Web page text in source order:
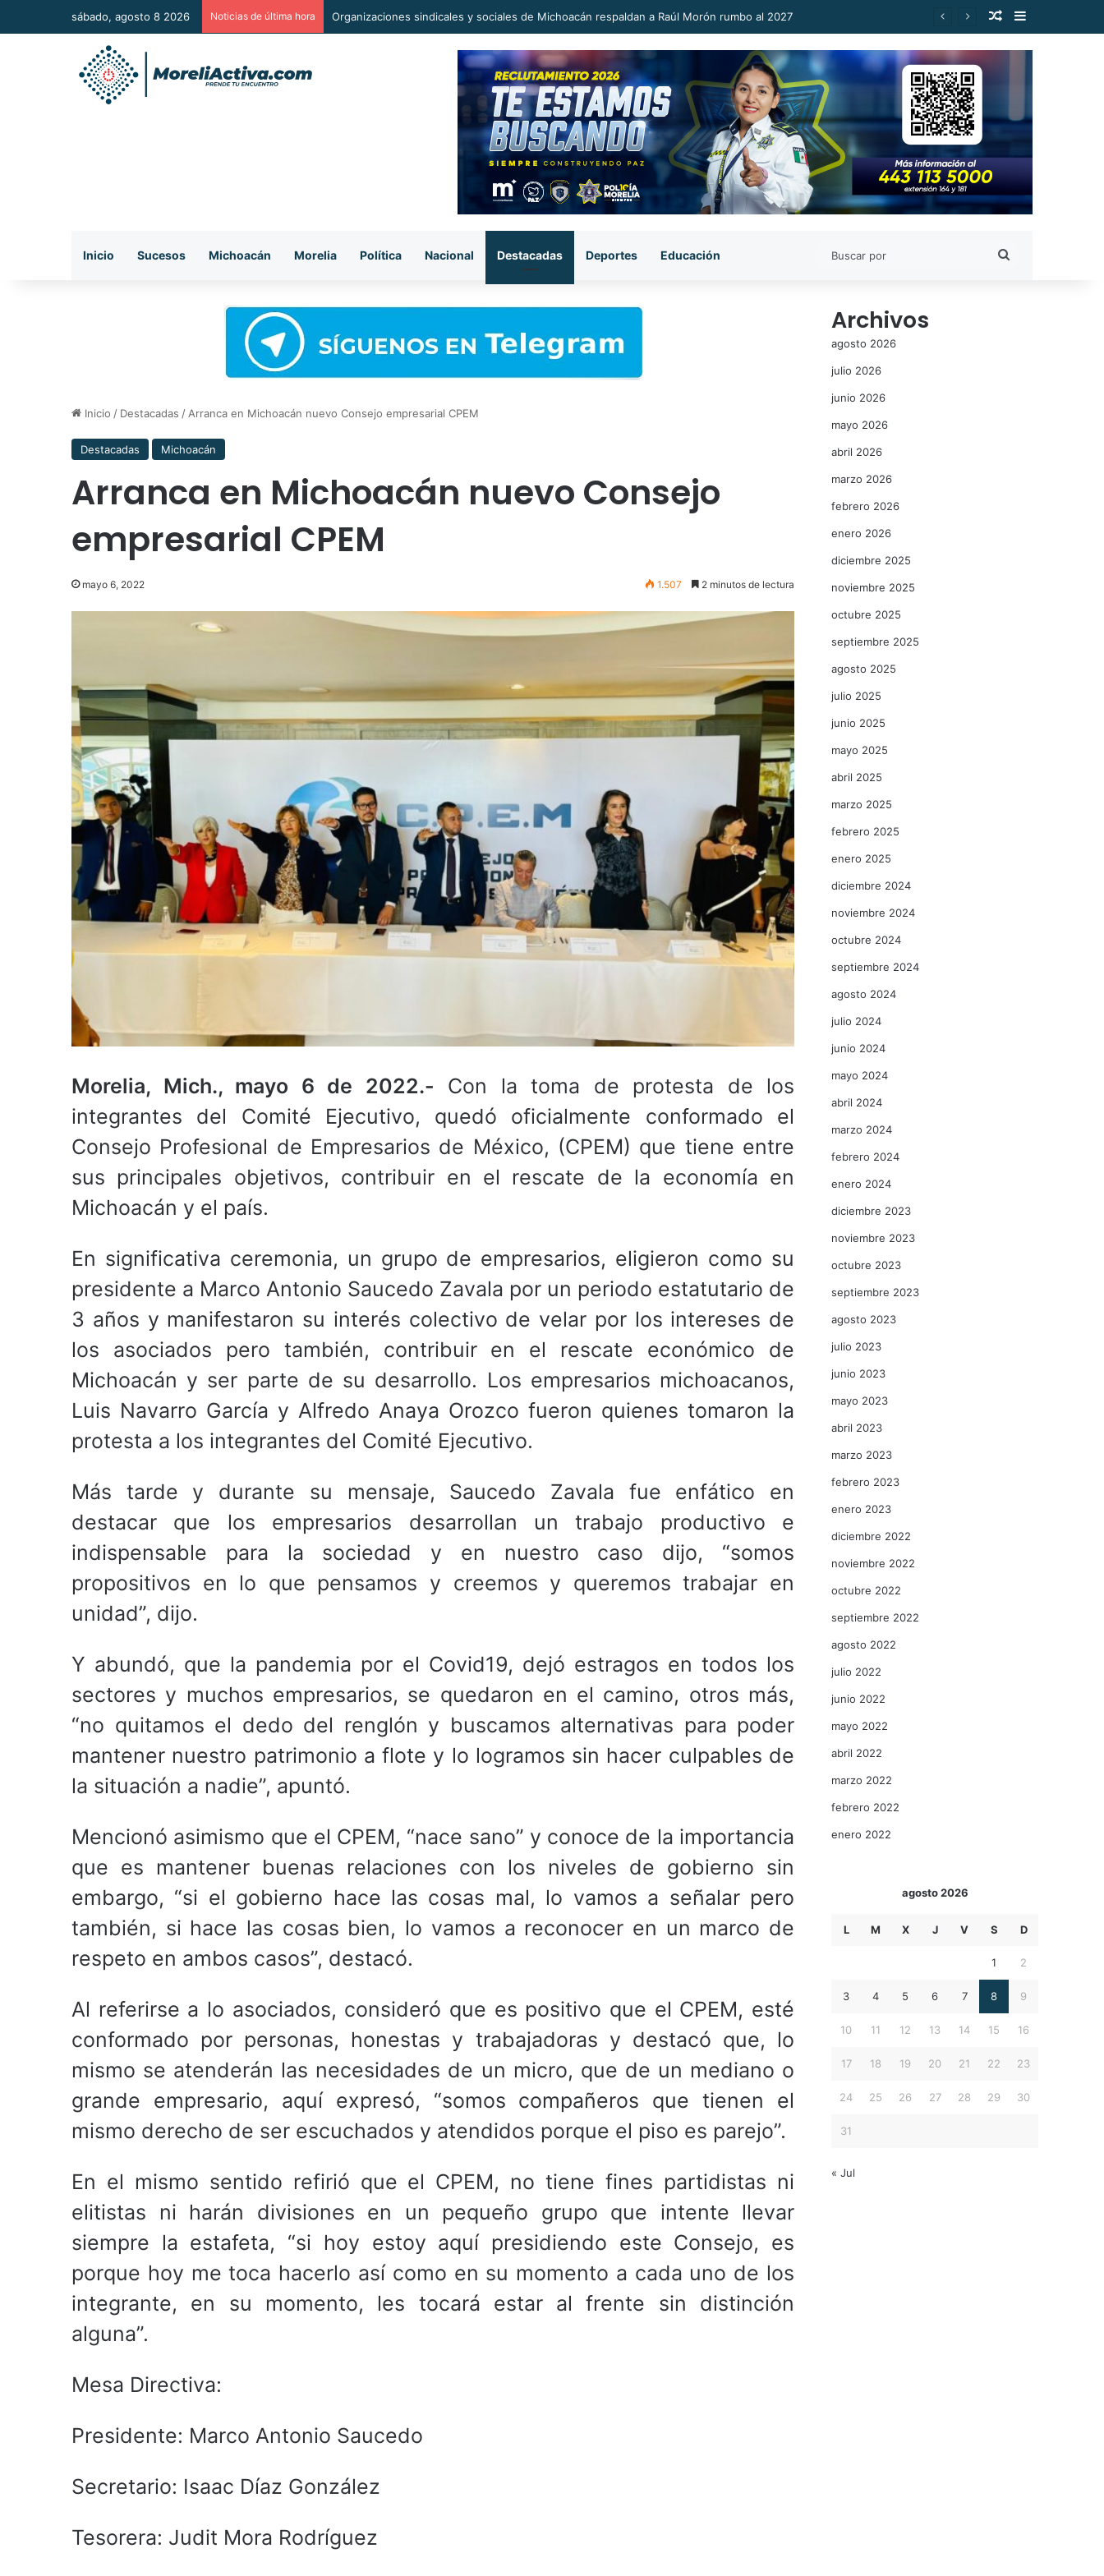
sábado, agosto 8 2026 Noticias de última hora De manera sorpresiva, pasaje del transporte público subió a 12 pesos. Publicación al
Barra lateral
Inicio Sucesos Michoacán Morelia Política Nacional Destacadas Deportes Educación
Inicio / Destacadas / Arranca en Michoacán nuevo Consejo empresarial CPEM
Destacadas Michoacán
Arranca en Michoacán nuevo Consejo
empresarial CPEM
mayo 6, 2022 1.507 2 minutos de lectura
Morelia, Mich., mayo 6 de 2022.- Con la toma de protesta de los
integrantes del Comité Ejecutivo, quedó oficialmente conformado el
Consejo Profesional de Empresarios de México, (CPEM) que tiene entre
sus principales objetivos, contribuir en el rescate de la economía en
Michoacán y el país.
En significativa ceremonia, un grupo de empresarios, eligieron como su
presidente a Marco Antonio Saucedo Zavala por un periodo estatutario de
3 años y manifestaron su interés colectivo de velar por los intereses de
los asociados pero también, contribuir en el rescate económico de
Michoacán y ser parte de su desarrollo. Los empresarios michoacanos,
Luis Navarro García y Alfredo Anaya Orozco fueron quienes tomaron la
protesta a los integrantes del Comité Ejecutivo.
Más tarde y durante su mensaje, Saucedo Zavala fue enfático en
destacar que los empresarios desarrollan un trabajo productivo e
indispensable para la sociedad y en nuestro caso dijo, “somos
propositivos en lo que pensamos y creemos y queremos trabajar en
unidad”, dijo.
Y abundó, que la pandemia por el Covid19, dejó estragos en todos los
sectores y muchos empresarios, se quedaron en el camino, otros más,
“no quitamos el dedo del renglón y buscamos alternativas para poder
mantener nuestro patrimonio a flote y lo logramos sin hacer culpables de
la situación a nadie”, apuntó.
Mencionó asimismo que el CPEM, “nace sano” y conoce de la importancia
que es mantener buenas relaciones con los niveles de gobierno sin
embargo, “si el gobierno hace las cosas mal, lo vamos a señalar pero
también, si hace las cosas bien, lo vamos a reconocer en un marco de
respeto en ambos casos”, destacó.
Al referirse a lo asociados, consideró que es positivo que el CPEM, esté
conformado por personas, honestas y trabajadoras y destacó que, lo
mismo se atenderán las necesidades de un micro, que de un mediano o
grande empresario, aquí expresó, “somos compañeros que tienen el
mismo derecho de ser escuchados y atendidos porque el piso es parejo”.
En el mismo sentido refirió que el CPEM, no tiene fines partidistas ni
elitistas ni harán divisiones en un pequeño grupo que intente llevar
siempre la estafeta, “si hoy estoy aquí presidiendo este Consejo, es
porque hoy me toca hacerlo así como en su momento a cada uno de los
integrante, en su momento, les tocará estar al frente sin distinción
alguna”.
Mesa Directiva:
Presidente: Marco Antonio Saucedo
Secretario: Isaac Díaz González
Tesorera: Judit Mora Rodríguez
Archivos
agosto 2026
julio 2026
junio 2026
mayo 2026
abril 2026
marzo 2026
febrero 2026
enero 2026
diciembre 2025
noviembre 2025
octubre 2025
septiembre 2025
agosto 2025
julio 2025
junio 2025
mayo 2025
abril 2025
marzo 2025
febrero 2025
enero 2025
diciembre 2024
noviembre 2024
octubre 2024
septiembre 2024
agosto 2024
julio 2024
junio 2024
mayo 2024
abril 2024
marzo 2024
febrero 2024
enero 2024
diciembre 2023
noviembre 2023
octubre 2023
septiembre 2023
agosto 2023
julio 2023
junio 2023
mayo 2023
abril 2023
marzo 2023
febrero 2023
enero 2023
diciembre 2022
noviembre 2022
octubre 2022
septiembre 2022
agosto 2022
julio 2022
junio 2022
mayo 2022
abril 2022
marzo 2022
febrero 2022
enero 2022
agosto 2026
L M X J V S D
1 2
3 4 5 6 7 8 9
10 11 12 13 14 15 16
17 18 19 20 21 22 23
24 25 26 27 28 29 30
31
« Jul